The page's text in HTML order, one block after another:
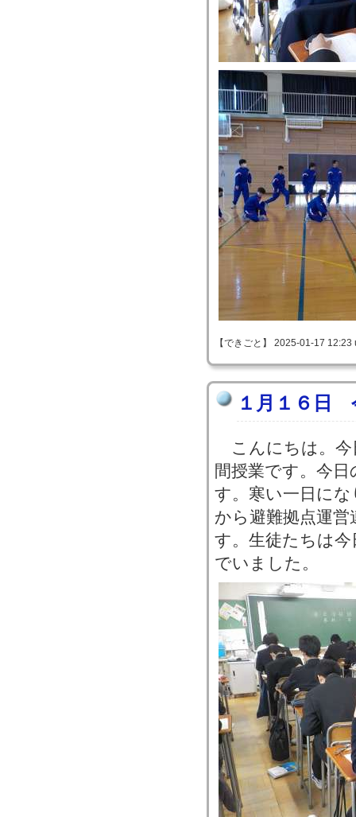
【できごと】 2025-01-17
１月１６日
こんにちは。今
間授業です。今
す。寒い一日に
から避難拠点運
す。生徒たちは
でいました。